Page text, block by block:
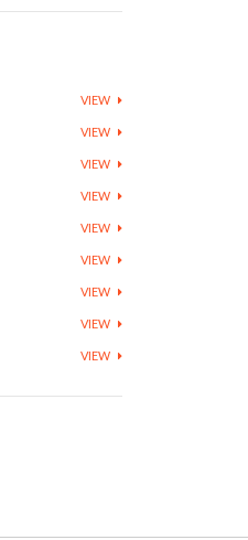
VIEW
VIEW
VIEW
VIEW
VIEW
VIEW
VIEW
VIEW
VIEW